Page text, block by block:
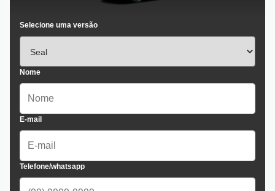
Selecione uma versão
Nome
E-mail
Telefone/whatsapp